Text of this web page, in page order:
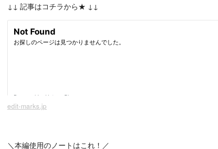
↓↓ 記事はコチラから★ ↓↓
edit-marks.jp
＼本編使用のノートはこれ！ ／